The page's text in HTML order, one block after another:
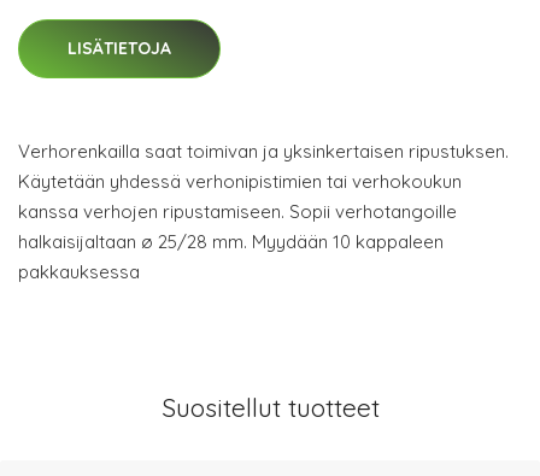
LISÄTIETOJA
Verhorenkailla saat toimivan ja yksinkertaisen ripustuksen.
Käytetään yhdessä verhonipistimien tai verhokoukun
kanssa verhojen ripustamiseen. Sopii verhotangoille
halkaisijaltaan ø 25/28 mm. Myydään 10 kappaleen
pakkauksessa
Suositellut tuotteet